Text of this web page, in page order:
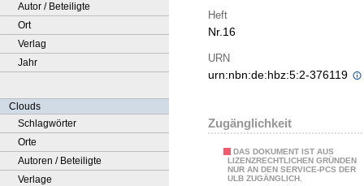
Autor / Beteiligte
Ort
Verlag
Jahr
Clouds
Schlagwörter
Orte
Autoren / Beteiligte
Verlage
Heft
Nr.16
URN
urn:nbn:de:hbz:5:2-376119
Zugänglichkeit
DAS DOKUMENT IST AUS
LIZENZRECHTLICHEN GRÜNDEN
NUR AN DEN SERVICE-PCS DER
ULB ZUGÄNGLICH.